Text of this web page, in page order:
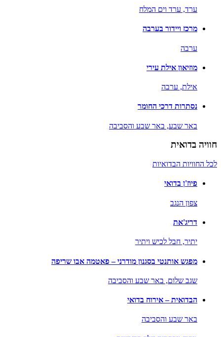
ערד, ערד וים המלח
מרכז ויידור בערבה
ערבה
מוזיאון אילת עירי
אילת, ערבה
נסתרות דרכי החומר
באר שבע, באר שבע והסביבה
חוויה בדואית
לכל החוויות הבדואיות
פיוז'ן בדואי
צפון הנגב
דריג'את
יתיר, חבל לכיש ויתיר
מפגש אותנטי בסגנון מודרני – פאטמה אבו שריפה
שגב שלום, באר שבע והסביבה
הבדואית – אירוח בדואי
באר שבע והסביבה